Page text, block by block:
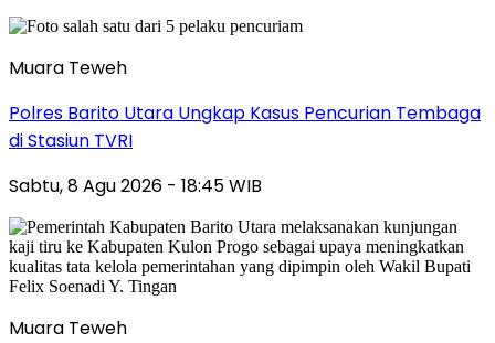
Muara Teweh
Polres Barito Utara Ungkap Kasus Pencurian Tembaga
di Stasiun TVRI
Sabtu, 8 Agu 2026 - 18:45 WIB
Muara Teweh